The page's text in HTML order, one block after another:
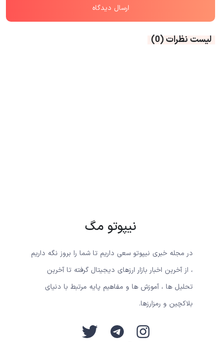
لیست نظرات(0)
نیپوتو مگ
در مجله خبری نیپوتو سعی داریم تا شما را بروز نگه داریم
، از آخرین اخبار بازار ارزهای دیجیتال گرفته تا آخرین
تحلیل ها ، آموزش ها و مفاهیم پایه مرتبط با دنیای
بلاکچین و رمزارزها.